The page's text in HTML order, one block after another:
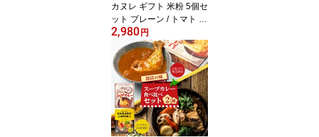
カヌレ ギフト 米粉 5個セ
ット プレーン / トマト さ
つまいも かぼちゃ 無添
加 スイーツ お菓子 焼き
菓子 グルテンフリー プ
レゼント 父の日 【冷
凍】 北海道 お取り寄せ
人気
2,980 円